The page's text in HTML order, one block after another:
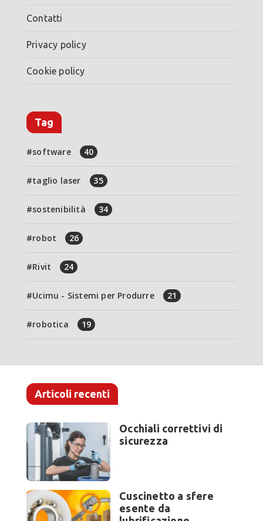
Contatti
Privacy policy
Cookie policy
Tag
software 40
taglio laser 35
sostenibilità 34
robot 26
Rivit 24
Ucimu - Sistemi per Produrre 21
robotica 19
Articoli recenti
Occhiali correttivi di
sicurezza
Cuscinetto a sfere
esente da